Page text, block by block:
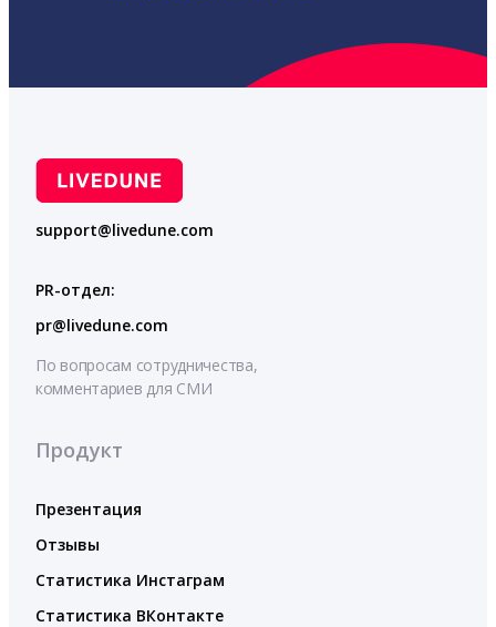
support@livedune.com
PR-отдел:
pr@livedune.com
По вопросам сотрудничества,
комментариев для СМИ
Продукт
Презентация
Отзывы
Статистика Инстаграм
Статистика ВКонтакте